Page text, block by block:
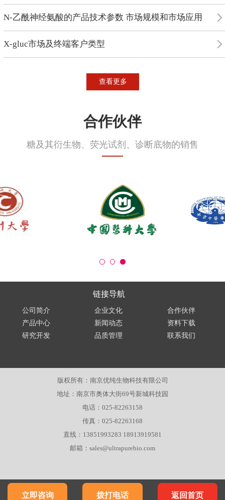
N-乙酰神经氨酸的产品技术参数 市场规模和市场应用
X-gluc市场及终端客户类型
查看更多
合作伙伴
糖及其衍生物、荧光试剂、诊断底物的销售
链接导航
公司简介 企业文化
合作伙伴
产品中心
新闻动态
资料下载
研究开发
品质管理 联系我们
版权所有：南京优纯生物科技有限公司
地址：南京市奥体大街69号新城科技园
电话：025-82263158
传真：025-82263168
直线：13851993283 18913919581
邮箱：sales@ultrapurebio.com
立即咨询 拨打电话 返回首页